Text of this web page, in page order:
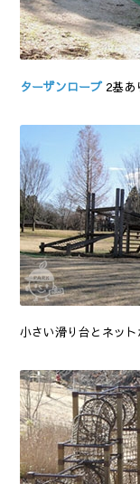
ターザンロープ 2基あ
小さい滑り台とネット